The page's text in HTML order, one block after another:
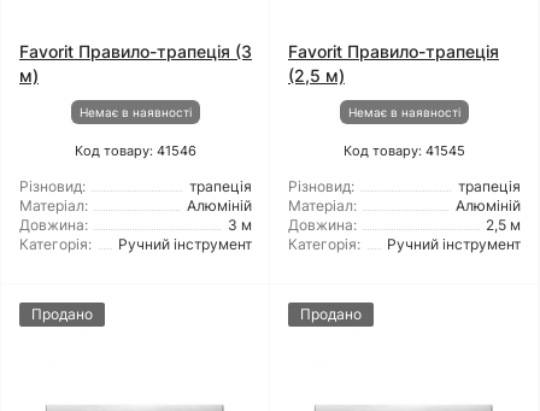
Favorit Правило-трапеція (3
м)
Немає в наявності
Код товару: 41546
Різновид:
трапеція
Матеріал:
Алюміній
Довжина:
3 м
Категорія:
Ручний інструмент
Favorit Правило-трапеція
(2,5 м)
Немає в наявності
Код товару: 41545
Різновид:
трапеція
Матеріал:
Алюміній
Довжина:
2,5 м
Категорія:
Ручний інструмент
Продано Продано